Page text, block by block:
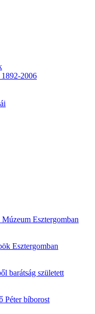
2006
Esztergomban
Esztergomban
barátság született
Péter bíborost